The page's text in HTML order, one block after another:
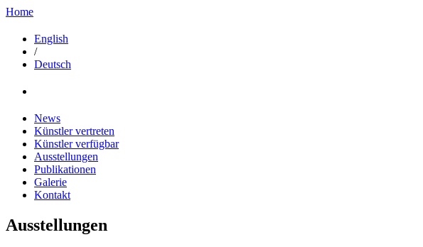
Home
English
/
Deutsch
News
Künstler vertreten
Künstler verfügbar
Ausstellungen
Publikationen
Galerie
Kontakt
Ausstellungen